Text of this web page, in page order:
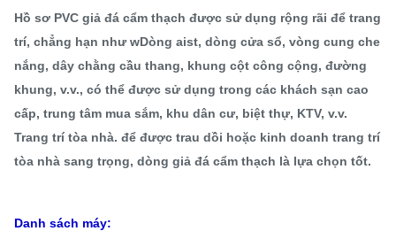
Hồ sơ PVC giả đá cẩm thạch được sử dụng rộng rãi để trang
trí, chẳng hạn như wDòng aist, dòng cửa sổ, vòng cung che
nắng, dây chằng cầu thang, khung cột công cộng, đường
khung, v.v., có thể được sử dụng trong các khách sạn cao
cấp, trung tâm mua sắm, khu dân cư, biệt thự, KTV, v.v.
Trang trí tòa nhà. để được trau dồi hoặc kinh doanh trang trí
tòa nhà sang trọng, dòng giả đá cẩm thạch là lựa chọn tốt.
Danh sách máy: